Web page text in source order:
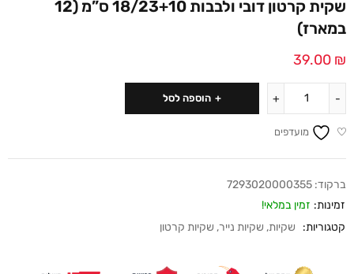
שקית קרטון דובי ולבבות 18/23+10 ס”מ (12
במארז)
39.00 ₪
הוספה לסל
מועדפים
ברקוד: 7293020000355
זמינות: זמין במלאי!
קטגוריות:
שקיות, שקיות נייר, שקיות קרטון